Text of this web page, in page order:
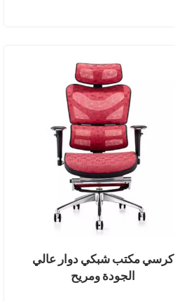
كرسي مكتب شبكي دوار عالي
الجودة ومريح